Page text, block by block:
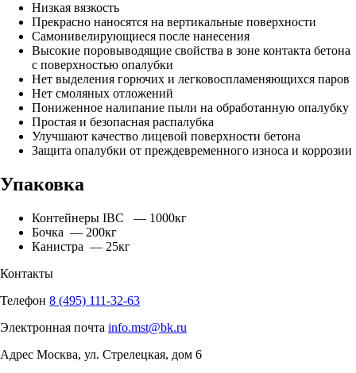
Низкая вязкость
Прекрасно наносятся на вертикальные поверхности
Самонивелирующиеся после нанесения
Высокие поровыводящие свойства в зоне контакта бетона
с поверхностью опалубки
Нет выделения горючих и легковоспламеняющихся паров
Нет смоляных отложений
Пониженное налипание пыли на обработанную опалубку
Простая и безопасная распалубка
Улучшают качество лицевой поверхности бетона
Защита опалубки от преждевременного износа и коррозии
Упаковка
Контейнеры IBC — 1000кг
Бочка — 200кг
Канистра — 25кг
Контакты
Телефон 8 (495) 111-32-63
Электронная почта info.mst@bk.ru
Адрес Москва, ул. Стрелецкая, дом 6